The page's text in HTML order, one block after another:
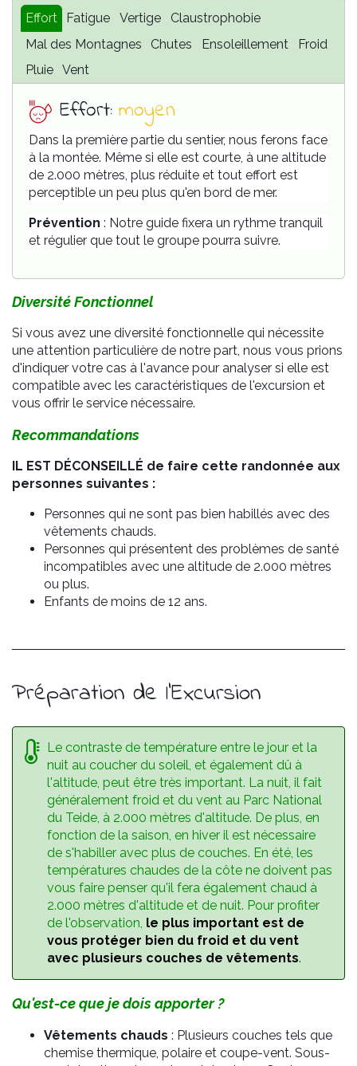
Effort Fatigue Vertige
Claustrophobie
Mal des Montagnes
Chutes Ensoleillement
Froid
Pluie
Vent
Effort: moyen
Dans la première partie du sentier, nous ferons face
à la montée. Même si elle est courte, à une altitude
de 2.000 mètres, plus réduite et tout effort est
perceptible un peu plus qu'en bord de mer.
Prévention : Notre guide fixera un rythme tranquil
et régulier que tout le groupe pourra suivre.
Diversité Fonctionnel
Si vous avez une diversité fonctionnelle qui nécessite
une attention particulière de notre part, nous vous prions
d'indiquer votre cas à l'avance pour analyser si elle est
compatible avec les caractéristiques de l'excursion et
vous offrir le service nécessaire.
Recommandations
IL EST DÉCONSEILLÉ de faire cette randonnée aux
personnes suivantes :
Personnes qui ne sont pas bien habillés avec des
vêtements chauds.
Personnes qui présentent des problèmes de santé
incompatibles avec une altitude de 2.000 mètres
ou plus.
Enfants de moins de 12 ans.
Préparation de l'Excursion
Le contraste de température entre le jour et la
nuit au coucher du soleil, et également dû à
l'altitude, peut être très important. La nuit, il fait
généralement froid et du vent au Parc National
du Teide, à 2.000 mètres d'altitude. De plus, en
fonction de la saison, en hiver il est nécessaire
de s'habiller avec plus de couches. En été, les
températures chaudes de la côte ne doivent pas
vous faire penser qu'il fera également chaud à
2.000 mètres d'altitude et de nuit. Pour profiter
de l'observation, le plus important est de
vous protéger bien du froid et du vent
avec plusieurs couches de vêtements.
Qu'est-ce que je dois apporter ?
Vêtements chauds : Plusieurs couches tels que
chemise thermique, polaire et coupe-vent. Sous-